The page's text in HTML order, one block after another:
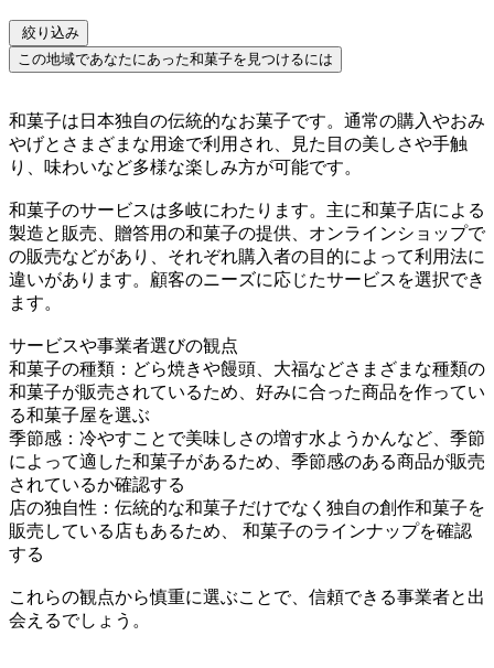
絞り込み
この地域であなたにあった和菓子を見つけるには
和菓子は日本独自の伝統的なお菓子です。通常の購入やおみ
やげとさまざまな用途で利用され、見た目の美しさや手触
り、味わいなど多様な楽しみ方が可能です。
和菓子のサービスは多岐にわたります。主に和菓子店による
製造と販売、贈答用の和菓子の提供、オンラインショップで
の販売などがあり、それぞれ購入者の目的によって利用法に
違いがあります。顧客のニーズに応じたサービスを選択でき
ます。
サービスや事業者選びの観点
和菓子の種類：どら焼きや饅頭、大福などさまざまな種類の
和菓子が販売されているため、好みに合った商品を作ってい
る和菓子屋を選ぶ
季節感：冷やすことで美味しさの増す水ようかんなど、季節
によって適した和菓子があるため、季節感のある商品が販売
されているか確認する
店の独自性：伝統的な和菓子だけでなく独自の創作和菓子を
販売している店もあるため、 和菓子のラインナップを確認
する
これらの観点から慎重に選ぶことで、信頼できる事業者と出
会えるでしょう。